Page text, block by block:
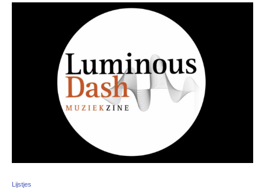
Lijstjes